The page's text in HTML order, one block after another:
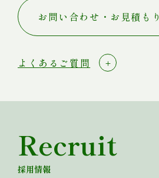
お問い合わせ・お見積もり
よくあるご質問
Recruit
採用情報